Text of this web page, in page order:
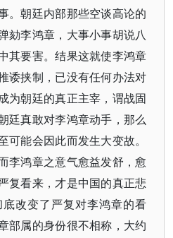
。朝廷内部那些空谈高论的
劾李鸿章，大事小事胡说八
其要害。结果这就使李鸿章
诿挟制，已没有任何办法对
为朝廷的真正主宰，谓战固
廷真敢对李鸿章动手，那么
可能会因此而发生大变故。
李鸿章之意气愈益发舒，愈
复看来，才是中国的真正悲
改变了严复对李鸿章的看
部属的身份很不相称，大约